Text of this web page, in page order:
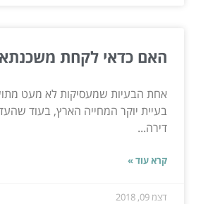
האם כדאי לקחת
אחת הבעיות שמעסיקות לא מעט
בעיית יוקר המחייה הארץ, בעוד
דירה...
קרא עוד »
דצמ 09, 2018